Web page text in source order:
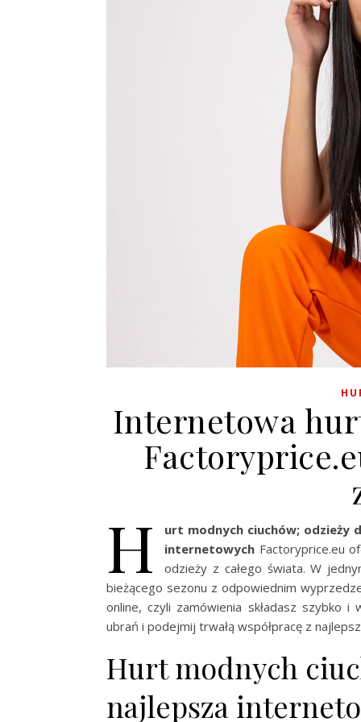
Internetowa
H
urt modnych ciuchów; odzieży
internetowych Factoryprice.eu
odzieży z całego świata. W
bieżącego sezonu z odpowiednim
online, czyli zamówienia składasz szybko
ubrań i podejmij trwałą współpracę z
Hurt modnych
najlepsza